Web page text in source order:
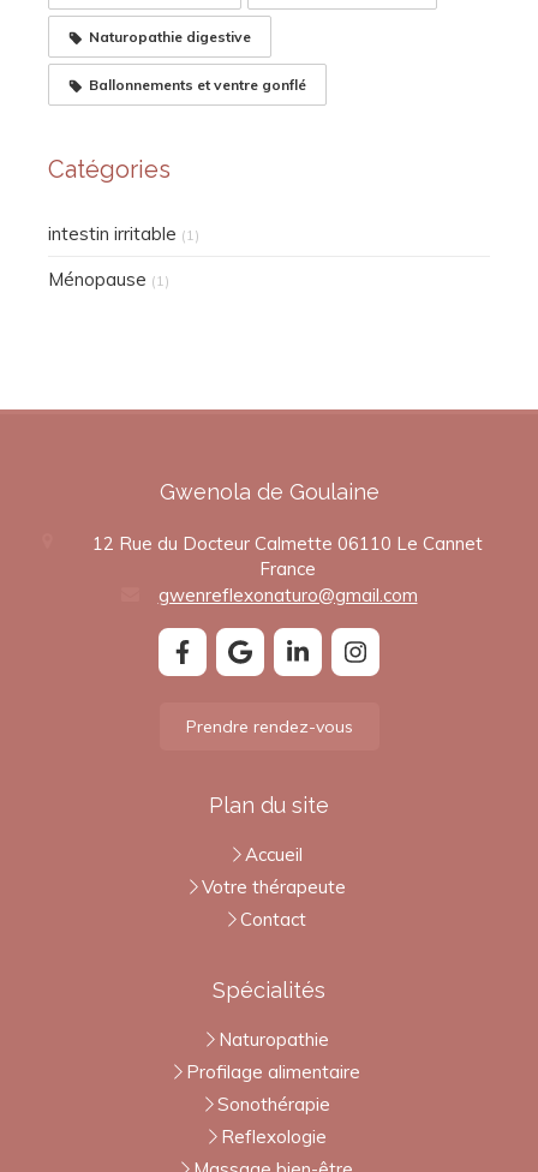
Naturopathie digestive
Ballonnements et ventre gonflé
Catégories
intestin irritable (1)
Ménopause (1)
Gwenola de Goulaine
12 Rue du Docteur Calmette 06110 Le Cannet
France
gwenreflexonaturo@gmail.com
Prendre rendez-vous
Plan du site
Accueil
Votre thérapeute
Contact
Spécialités
Naturopathie
Profilage alimentaire
Sonothérapie
Reflexologie